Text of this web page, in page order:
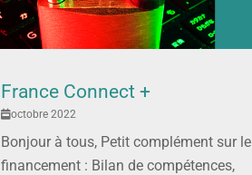
France Connect +
octobre 2022
Bonjour à tous, Petit complément sur le
financement : Bilan de compétences,